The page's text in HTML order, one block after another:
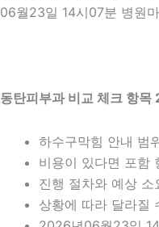
06월23일 14시07분 병원
동탄피부과 비교 체크 항
하수구막힘 안내 범
비용이 있다면 포함
진행 절차와 예상 소
상황에 따라 달라질